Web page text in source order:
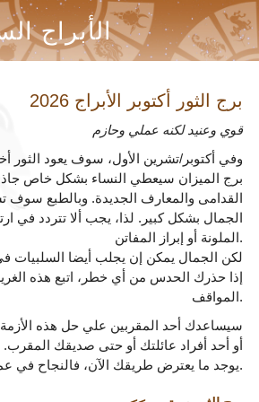
الأبراج
برج الثور أكتوبر الأبراج 2026
قوي وعنيد لكنه عملي وحازم
وفي أكتوبر/تشرين الأول، سوف يعود الثور
برج الميزان سيعطي النساء بشكل خاص
القدامى والمعارف الجديدة. وبالطبع سوف
الجمال بشكل كبير. لذا، يجب ألا تتردد في
الملونة أو إبراز المفاتن.
لكن الجمال يمكن إن يجلب أيضا السلبيات
إذا حذرك الحدس من أي خطر، اتبع هذه
المواقف.
سيساعدك أحد المقربين علي حل هذه
أو أحد أفراد عائلتك أو حتى صديقك المقرب.
يوجد ما يعترض طريقك الآن، فالنجاح في عملك ينتظرك الآن.